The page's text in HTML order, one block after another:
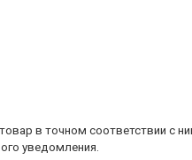
в точном соответствии с
уведомления.